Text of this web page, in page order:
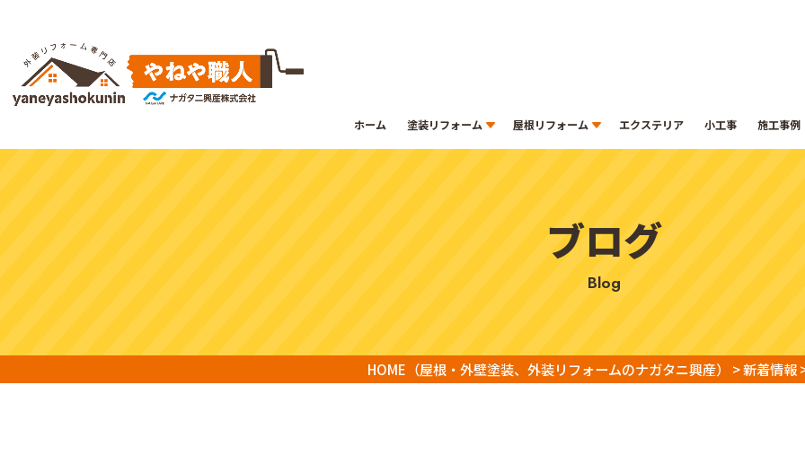
ホーム 塗装リフォーム 屋根リフォーム エクステリア 小工事 施工事例
ブログ
blog
HOME （屋根・外壁塗装、外装リフォームのナガタニ興産） >新着情報